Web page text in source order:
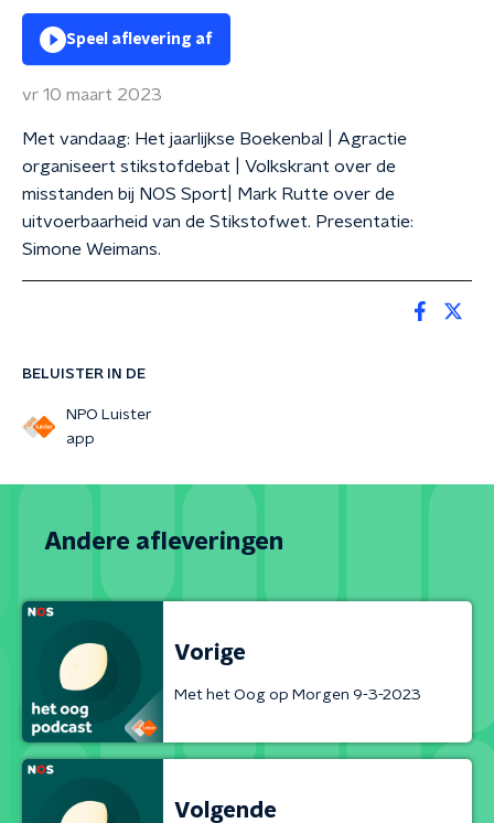
BELUISTER IN DE
NPO Luister
app
Speel aflevering af
vr 10 maart 2023
Met vandaag: Het jaarlijkse Boekenbal | Agractie
organiseert stikstofdebat | Volkskrant over de
misstanden bij NOS Sport| Mark Rutte over de
uitvoerbaarheid van de Stikstofwet. Presentatie:
Simone Weimans.
Andere afleveringen
Vorige
Met het Oog op Morgen 9-3-2023
Volgende